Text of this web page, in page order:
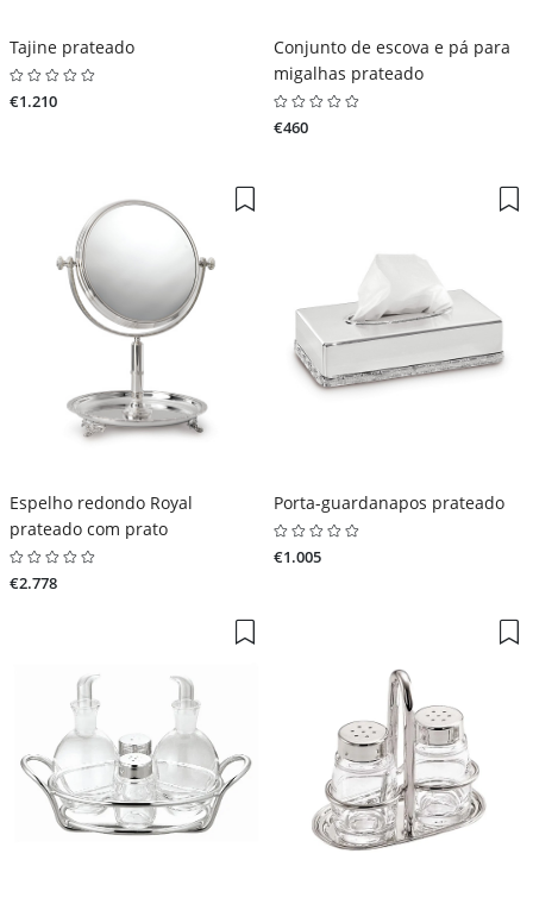
Tajine prateado
€1.210
Conjunto de escova e pá para
migalhas prateado
€460
Espelho redondo Royal
prateado com prato
€2.778
Porta-guardanapos prateado
€1.005